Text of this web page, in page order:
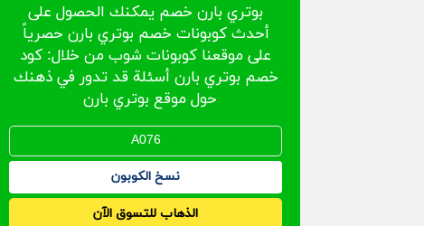
بوتري بارن خصم يمكنك الحصول على
أحدث كوبونات خصم بوتري بارن حصرياً
على موقعنا كوبونات شوب من خلال: كود
خصم بوتري بارن أسئلة قد تدور في ذهنك
حول موقع بوتري بارن
نسخ الكوبون
الذهاب للتسوق الآن